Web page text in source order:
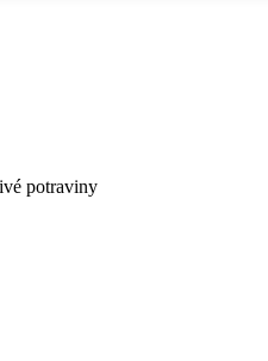
potraviny